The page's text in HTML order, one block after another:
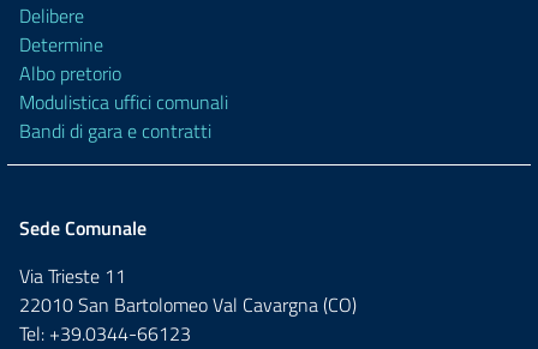
Delibere
Determine
Albo pretorio
Modulistica uffici comunali
Bandi di gara e contratti
Sede Comunale
Via Trieste 11
22010 San Bartolomeo Val Cavargna (CO)
Tel: +39.0344-66123